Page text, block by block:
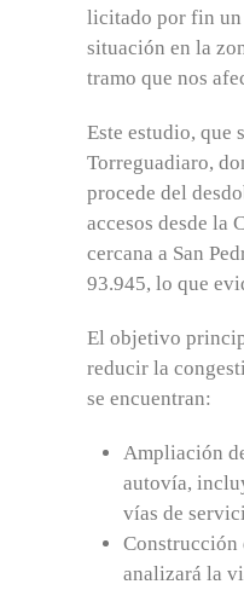
licitado por fin un
situación en la
tramo que nos
Este estudio, que
Torreguadiaro,
procede del
accesos desde la
cercana a San
93.945, lo que
El objetivo
reducir la
se encuentran:
Ampliación
autovía,
vías de
Construcción
analizará la